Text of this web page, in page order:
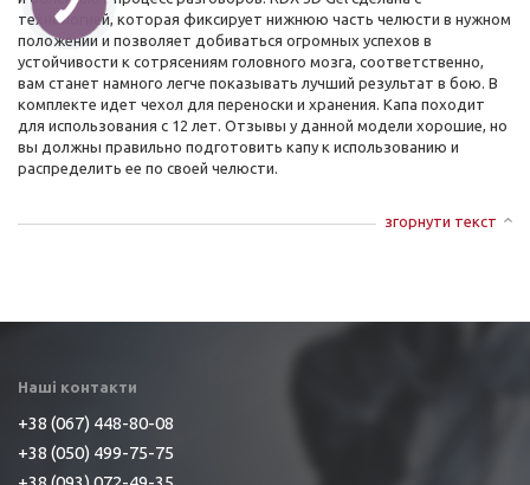
технологией, которая фиксирует нижнюю часть челюсти в нужном
положении и позволяет добиваться огромных успехов в
устойчивости к сотрясениям головного мозга, соответственно,
вам станет намного легче показывать лучший результат в бою. В
комплекте идет чехол для переноски и хранения. Капа походит
для использования с 12 лет. Отзывы у данной модели хорошие, но
вы должны правильно подготовить капу к использованию и
распределить ее по своей челюсти.
згорнути текст
Наші контакти
+38 (067) 448-80-08
+38 (050) 499-75-75